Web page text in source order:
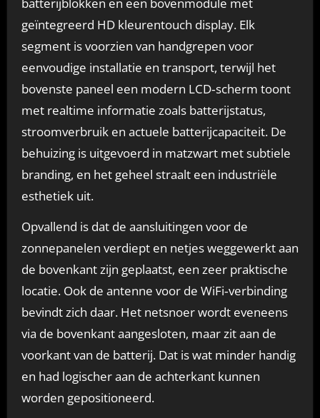
geïntegreerd HD kleurentouch display. Elk
segment is voorzien van handgrepen voor
eenvoudige installatie en transport, terwijl het
bovenste paneel een modern LCD‑scherm toont
met realtime informatie zoals batterijstatus,
stroomverbruik en actuele batterijcapaciteit. De
behuizing is uitgevoerd in matzwart met subtiele
branding, en het geheel straalt een industriële
esthetiek uit.
Opvallend is dat de aansluitingen voor de
zonnepanelen verdiept en netjes weggewerkt aan
de bovenkant zijn geplaatst, een zeer praktische
locatie. Ook de antenne voor de WiFi‑verbinding
bevindt zich daar. Het netsnoer wordt eveneens
via de bovenkant aangesloten, maar zit aan de
voorkant van de batterij. Dat is wat minder handig
en had logischer aan de achterkant kunnen
worden gepositioneerd.